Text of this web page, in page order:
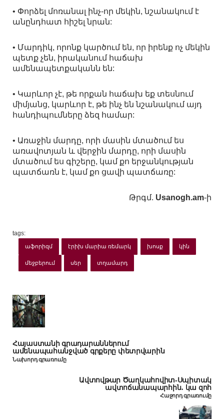
• Փորձել մոռանալ ինչ-որ մեկին, նշանակում է
անընդհատ հիշել նրան:
• Մարդիկ, որոնք կարծում են, որ իրենք ոչ մեկին
պետք չեն, իրականում հաճախ
ամենապետքականն են:
• Կարևոր չէ, թե որքան հաճախ եք տեսնում
միմյանց, կարևոր է, թե ինչ են նշանակում այդ
հանդիպումները ձեզ համար:
• Առաջին մարդը, որի մասին մտածում ես
առավոտյան և վերջին մարդը, որի մասին
մտածում ես գիշերը, կամ քո երջանկության
պատճառն է, կամ քո ցավի պատճառը:
Թրգմ. Usanogh.am-ի
tags:
աֆորիզմ էրիխ մարիա ռեմարկ խոսք կին
մեջբերում սեր տղամարդ
Հայաստանի գրադարաններում
ամենապահանջված գրքերը փետրվարին
Նախորդ գրառումը
Ավտովթար Ծաղկահովիտ-Սպիտակ
ավտոճանապարհին․ կա զոհ
Հաջորդ գրառումը